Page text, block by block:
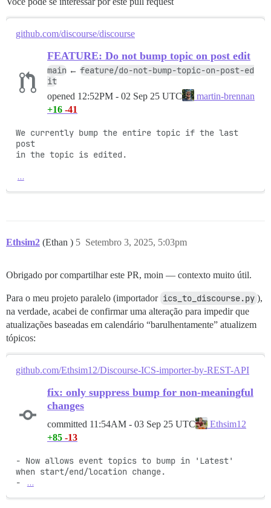
github.com/discourse/discourse
FEATURE: Do not bump topic on post edit
main ← feature/do-not-bump-topic-on-post-ed
it
opened 12:52PM - 02 Sep 25 UTC
martin-brennan
+16 -41
We currently bump the entire topic if the last
post
in the topic is edited.
…
Ethsim2 (Ethan ) Setembro 3, 2025, 5:03pm
5
Obrigado por compartilhar este PR, moin — contexto muito útil.
Para o meu projeto paralelo (importador ics_to_discourse.py ),
na verdade, acabei de confirmar uma alteração para impedir que
atualizações baseadas em calendário “barulhentamente” atualizem
tópicos:
github.com/Ethsim12/Discourse-ICS-importer-by-REST-API
fix: only suppress bump for non-meaningful
changes
committed 11:54AM - 03 Sep 25 UTC
Ethsim12
+85 -13
- Now allows event topics to bump in 'Latest'
when start/end/location change.
-
…